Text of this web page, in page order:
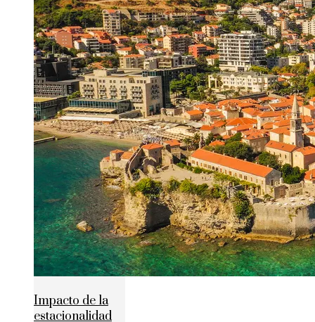
Impacto de la
estacionalidad